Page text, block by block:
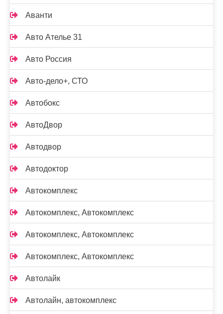
Аванти
Авто Ателье 31
Авто Россия
Авто-дело+, СТО
Автобокс
АвтоДвор
Автодвор
Автодоктор
Автокомплекс
Автокомплекс, Автокомплекс
Автокомплекс, Автокомплекс
Автокомплекс, Автокомплекс
Автолайк
Автолайн, автокомплекс